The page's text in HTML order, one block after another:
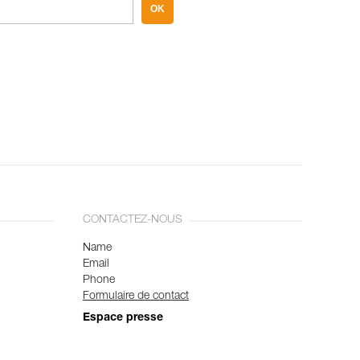
OK
CONTACTEZ-NOUS
Name
Email
Phone
Formulaire de contact
Espace presse